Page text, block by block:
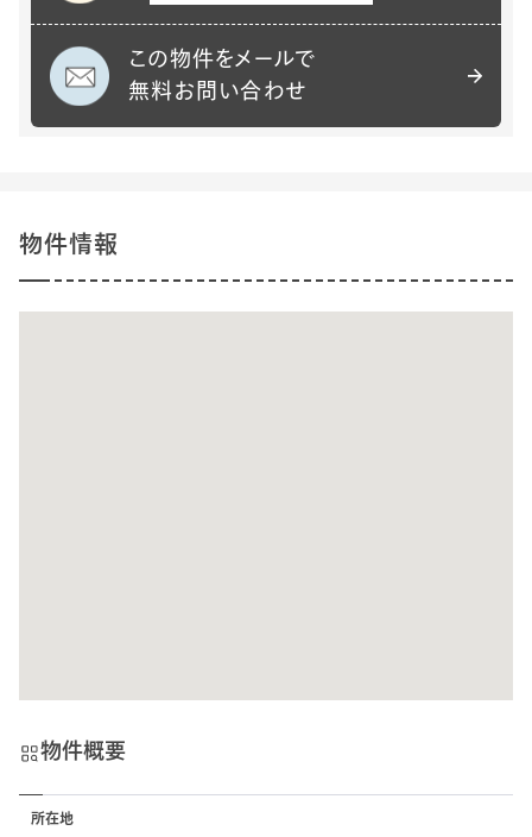
この物件をメールで
無料お問い合わせ
物件情報
物件概要
所在地